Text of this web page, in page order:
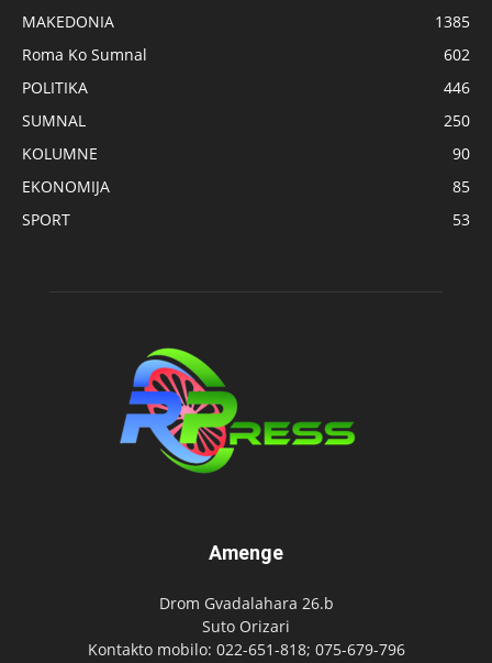
MAKEDONIA
1385
Roma Ko Sumnal
602
POLITIKA
446
SUMNAL
250
KOLUMNE
90
EKONOMIJA
85
SPORT
53
Amenge
Drom Gvadalahara 26.b
Suto Orizari
Kontakto mobilo: 022-651-818; 075-679-796